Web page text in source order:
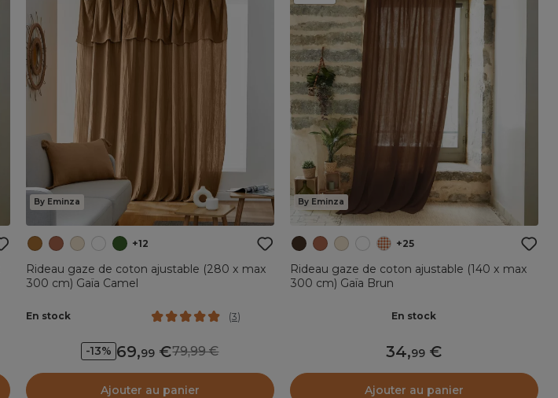
By Eminza
+12
Rideau gaze de coton ajustable (280 x max
300 cm) Gaïa Camel
En stock (3)
-13% 69,99 79,99
Ajouter au panier
By Eminza
+25
Rideau gaze de coton ajustable (140 x max
300 cm) Gaïa Brun
En stock
34,99
Ajouter au panier